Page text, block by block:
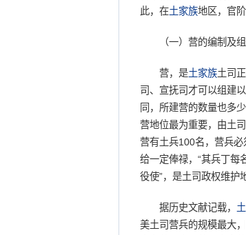
此，在土家族地区，官
（一）营的编制及组
营，是土家族土司
司、宣抚司才可以组建
同，所建营的数量也多
营地位最为重要，由土
营有土兵100名，营兵
给一定俸禄，“其兵丁每
役使”，是土司政权维护
据历史文献记载，
美土司营兵的规模最大